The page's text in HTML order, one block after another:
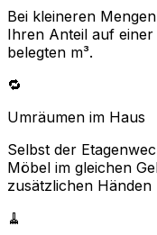
Bei kleineren
Ihren Anteil auf
belegten m³.
🔁
Umräumen im Haus
Selbst der
Möbel im gleichen
zusätzlichen Händen
🧹